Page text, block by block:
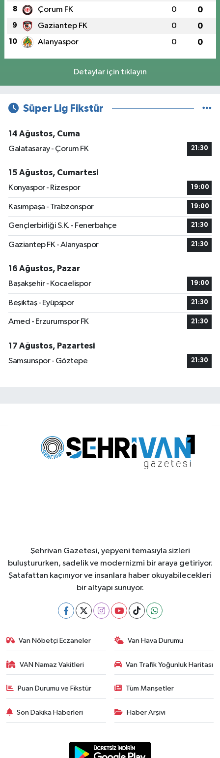
8 Çorum FK 0 0
9 Gaziantep FK 0 0
10 Alanyaspor 0 0
Detaylar için tıklayın
Süper Lig Fikstür
14 Ağustos, Cuma
Galatasaray - Çorum FK
21:30
15 Ağustos, Cumartesi
Konyaspor - Rizespor
19:00
Kasımpaşa - Trabzonspor 19:00
Gençlerbirliği S.K. - Fenerbahçe 21:30
Gaziantep FK - Alanyaspor 21:30
16 Ağustos, Pazar
Başakşehir - Kocaelispor
19:00
Beşiktaş - Eyüpspor 21:30
Amed - Erzurumspor FK 21:30
17 Ağustos, Pazartesi
Samsunspor - Göztepe
21:30
Şehrivan Gazetesi, yepyeni temasıyla sizleri
buluştururken, sadelik ve modernizmi bir araya getiriyor.
Şatafattan kaçınıyor ve insanlara haber okuyabilecekleri
bir altyapı sunuyor.
Van Nöbetçi Eczaneler Van Hava Durumu
VAN Namaz Vakitleri Van Trafik Yoğunluk Haritası
Puan Durumu ve Fikstür Tüm Manşetler
Son Dakika Haberleri Haber Arşivi